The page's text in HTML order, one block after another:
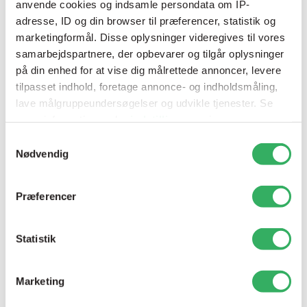
anvende cookies og indsamle persondata om IP-
adresse, ID og din browser til præferencer, statistik og
marketingformål. Disse oplysninger videregives til vores
samarbejdspartnere, der opbevarer og tilgår oplysninger
på din enhed for at vise dig målrettede annoncer, levere
tilpasset indhold, foretage annonce- og indholdsmåling,
lave målgruppeundersøgelser og udvikle tjenester. Se
tilbage eller ændre indstillinger fra vores
"Cookiedeklaration", eller ved at trykke på "Privacy
at analysere vores trafik. Vi deler også oplysninger om
Nødvendig
Præferencer
Statistik
Marketing
Varenr: P429-972/E1